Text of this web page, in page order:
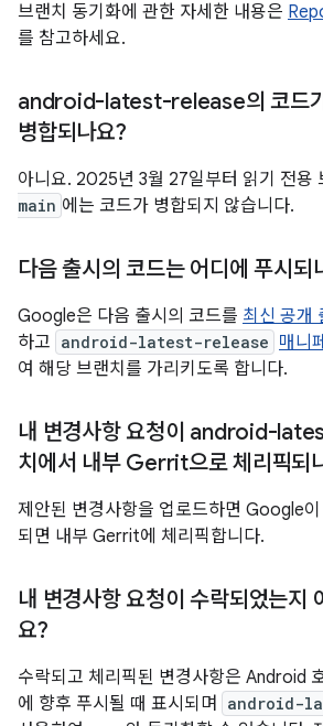
브랜치 동기화에 관한 자세한 내용은
를 참고하세요.
android-latest-release의 코드
병합되나요?
아니요. 2025년 3월 27일부터 읽기 전용
main 에는 코드가 병합되지 않습니다.
다음 출시의 코드는 어디에 푸시되
Google은 다음 출시의 코드를 최신 공개
하고 android-latest-release 매니
여 해당 브랜치를 가리키도록 합니다.
내 변경사항 요청이 android-
치에서 내부 Gerrit으로 체리픽되
제안된 변경사항을 업로드하면 Google
되면 내부 Gerrit에 체리픽합니다.
내 변경사항 요청이 수락되었는지
요?
수락되고 체리픽된 변경사항은 Android
에 향후 푸시될 때 표시되며
android-